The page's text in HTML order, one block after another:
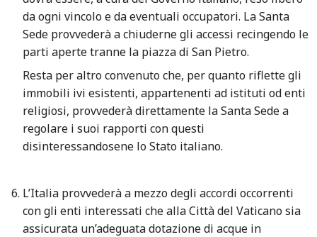
da ogni vincolo e da eventuali occupatori. La Santa
Sede provvederà a chiuderne gli accessi recingendo le
parti aperte tranne la piazza di San Pietro.
Resta per altro convenuto che, per quanto riflette gli
immobili ivi esistenti, appartenenti ad istituti od enti
religiosi, provvederà direttamente la Santa Sede a
regolare i suoi rapporti con questi
disinteressandosene lo Stato italiano.
L’Italia provvederà a mezzo degli accordi occorrenti
con gli enti interessati che alla Città del Vaticano sia
assicurata un’adeguata dotazione di acque in